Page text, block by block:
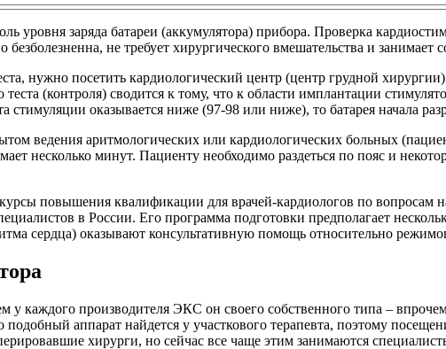
уровня заряда батареи (аккумулятора) прибора. Проверка
не требует хирургического вмешательства и занимает
нужно посетить кардиологический центр (центр грудной
(контроля) сводится к тому, что к области имплантации
стимуляции оказывается ниже (97-98 или ниже), то батарея начала
ведения аритмологических или кардиологических больных
несколько минут. Пациенту необходимо раздеться по пояс и
повышения квалификации для врачей-кардиологов по
в России. Его программа подготовки предполагает
сердца) оказывают консультативную помощь относительно
каждого производителя ЭКС он своего собственного типа –
аппарат найдется у участкового терапевта, поэтому
хирурги, но сейчас все чаще этим занимаются